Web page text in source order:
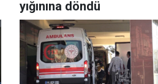
yığınına döndü